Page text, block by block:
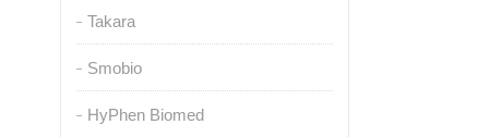
Takara
Smobio
HyPhen Biomed